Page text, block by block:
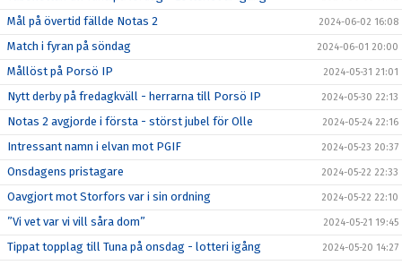
Mål på övertid fällde Notas 2 2024-06-02 16:08
Match i fyran på söndag 2024-06-01 20:00
Mållöst på Porsö IP 2024-05-31 21:01
Nytt derby på fredagkväll - herrarna till Porsö IP 2024-05-30 22:13
Notas 2 avgjorde i första - störst jubel för Olle 2024-05-24 22:16
Intressant namn i elvan mot PGIF 2024-05-23 20:37
Onsdagens pristagare 2024-05-22 22:33
Oavgjort mot Storfors var i sin ordning 2024-05-22 22:10
”Vi vet var vi vill såra dom” 2024-05-21 19:45
Tippat topplag till Tuna på onsdag - lotteri igång 2024-05-20 14:27